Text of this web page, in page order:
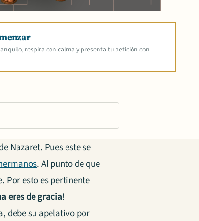
respira con calma y presenta tu petición con
Nazaret. Pues este se
. Al punto de que
Por esto es pertinente
eres de gracia!
debe su apelativo por